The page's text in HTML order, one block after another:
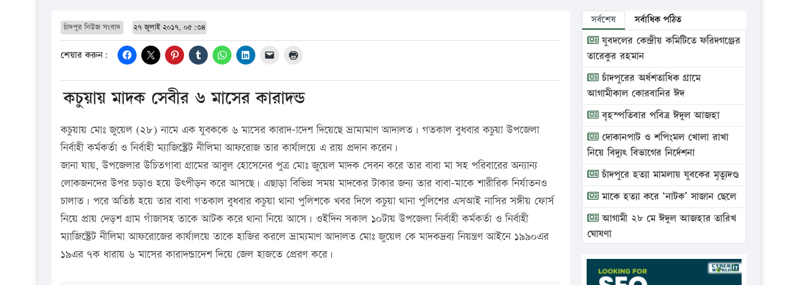
চাঁদপুর নিউজ সংবাদ ২৭ জুলাই ২০১৭, ০৫:৩৪
শেয়ার করুন:
কচুয়ায় মাদক সেবীর ৬ মাসের কারাদন্ড
কচুয়ায় মোঃ জুয়েল (২৮) নামে এক যুবককে ৬ মাসের কারাদ-াদেশ দিয়েছে ভ্রাম্যমাণ আদালত। গতকাল বুধবার কচুয়া উপজেলা
নির্বাহী কর্মকর্তা ও নির্বাহী ম্যাজিস্ট্রেট নীলিমা আফরোজ তার কার্যালয়ে এ রায় প্রদান করেন।
জানা যায়, উপজেলার উচিতগাবা গ্রামের আবুল হোসেনের পুত্র মোঃ জুয়েল মাদক সেবন করে তার বাবা মা সহ পরিবারের অন্যান্য
লোকজনদের উপর চড়াও হয়ে উৎপীড়ন করে আসছে। এছাড়া বিভিন্ন সময় মাদকের টাকার জন্য তার বাবা-মাকে শারীরিক নির্যাতনও
চালাত। পরে অতিষ্ঠ হয়ে তার বাবা গতকাল বুধবার কচুয়া থানা পুলিশকে খবর দিলে কচুয়া থানা পুলিশের এসআই নাসির সঙ্গীয় ফোর্স
নিয়ে প্রায় দেড়শ গ্রাম গাঁজাসহ তাকে আটক করে থানা নিয়ে আসে। ওইদিন সকাল ১০টায় উপজেলা নির্বাহী কর্মকর্তা ও নির্বাহী
ম্যাজিস্ট্রেট নীলিমা আফরোজের কার্যালয়ে তাকে হাজির করলে ভ্রাম্যমাণ আদালত মোঃ জুয়েল কে মাদকদ্রব্য নিয়ন্ত্রণ আইনে ১৯৯০এর
১৯এর ৭ক ধারায় ৬ মাসের কারাদন্ডাদেশ দিয়ে জেল হাজতে প্রেরণ করে।
সর্বশেষ সর্বাধিক পঠিত
যুবদলের কেন্দ্রীয় কমিটিতে ফরিদগঞ্জের
তারেকুর রহমান
চাঁদপুরের অর্ধশতাধিক গ্রামে
আগামীকাল কোরবানির ঈদ
বৃহস্পতিবার পবিত্র ঈদুল আজহা
দোকানপাট ও শপিংমল খোলা রাখা
নিয়ে বিদ্যুৎ বিভাগের নির্দেশনা
চাঁদপুরে হত্যা মামলায় যুবকের মৃত্যুদণ্ড
মাকে হত্যা করে ‘নাটক’ সাজান ছেলে
আগামী ২৮ মে ঈদুল আজহার তারিখ
ঘোষণা
ভ্রাম্যমাণ আদালতে দুইটি প্রতিষ্ঠানকে
প্রতিষ্ঠানকে ৪০হাজার টাকা জরিমানা।